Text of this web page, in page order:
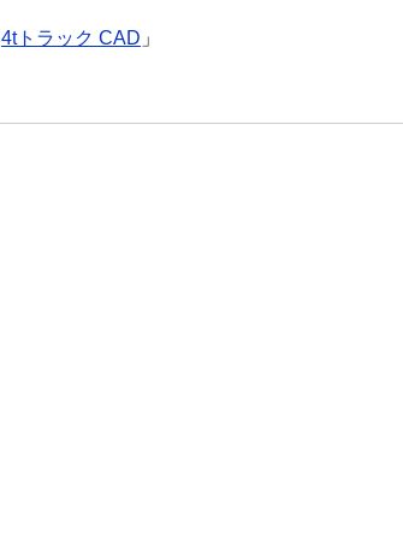
4tトラック CAD 」